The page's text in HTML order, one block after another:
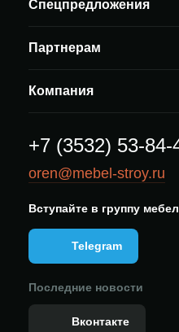
Спецпредложения
Партнерам
Компания
+7 (3532) 53-84-
oren@mebel-stroy.ru
Вступайте в группу
Telegram
Последние новости
Вконтакте